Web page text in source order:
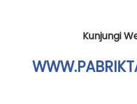
Kunjungi